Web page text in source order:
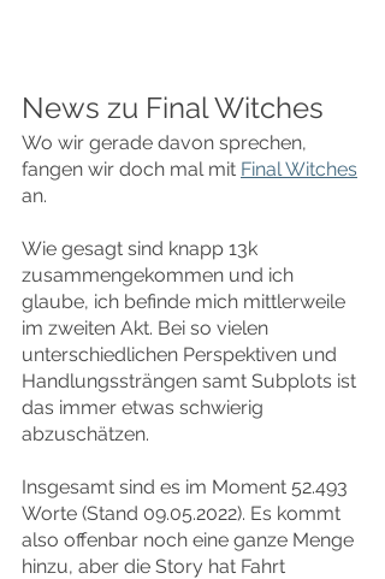
News zu Final Witches
Wo wir gerade davon sprechen,
fangen wir doch mal mit Final Witches
an.
Wie gesagt sind knapp 13k
zusammengekommen und ich
glaube, ich befinde mich mittlerweile
im zweiten Akt. Bei so vielen
unterschiedlichen Perspektiven und
Handlungssträngen samt Subplots ist
das immer etwas schwierig
abzuschätzen.
Insgesamt sind es im Moment 52.493
Worte (Stand 09.05.2022). Es kommt
also offenbar noch eine ganze Menge
hinzu, aber die Story hat Fahrt